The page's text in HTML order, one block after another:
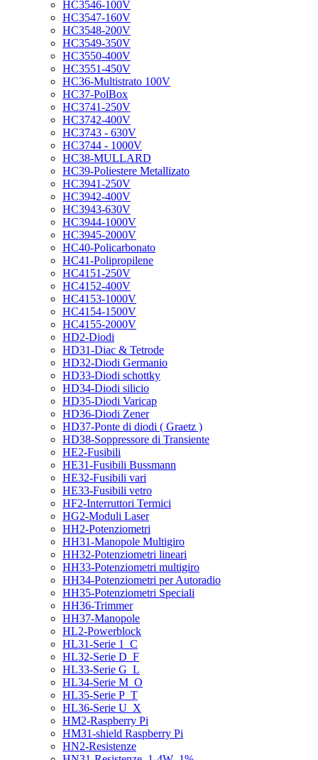
HC3546-100V
HC3547-160V
HC3548-200V
HC3549-350V
HC3550-400V
HC3551-450V
HC36-Multistrato 100V
HC37-PolBox
HC3741-250V
HC3742-400V
HC3743 - 630V
HC3744 - 1000V
HC38-MULLARD
HC39-Poliestere Metallizato
HC3941-250V
HC3942-400V
HC3943-630V
HC3944-1000V
HC3945-2000V
HC40-Policarbonato
HC41-Polipropilene
HC4151-250V
HC4152-400V
HC4153-1000V
HC4154-1500V
HC4155-2000V
HD2-Diodi
HD31-Diac & Tetrode
HD32-Diodi Germanio
HD33-Diodi schottky
HD34-Diodi silicio
HD35-Diodi Varicap
HD36-Diodi Zener
HD37-Ponte di diodi ( Graetz )
HD38-Soppressore di Transiente
HE2-Fusibili
HE31-Fusibili Bussmann
HE32-Fusibili vari
HE33-Fusibili vetro
HF2-Interruttori Termici
HG2-Moduli Laser
HH2-Potenziometri
HH31-Manopole Multigiro
HH32-Potenziometri lineari
HH33-Potenziometri multigiro
HH34-Potenziometri per Autoradio
HH35-Potenziometri Speciali
HH36-Trimmer
HH37-Manopole
HL2-Powerblock
HL31-Serie 1_C
HL32-Serie D_F
HL33-Serie G_L
HL34-Serie M_O
HL35-Serie P_T
HL36-Serie U_X
HM2-Raspberry Pi
HM31-shield Raspberry Pi
HN2-Resistenze